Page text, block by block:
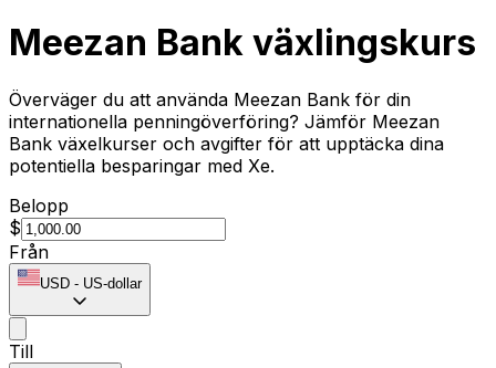
Meezan Bank växlingskurs
Överväger du att använda Meezan Bank för din
internationella penningöverföring? Jämför Meezan
Bank växelkurser och avgifter för att upptäcka dina
potentiella besparingar med Xe.
Belopp
$
Från
USD - US-dollar
Till